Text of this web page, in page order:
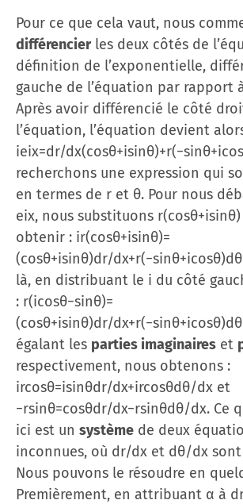
Pour ce que cela vaut, nous
différencierles deux côtés de
définition de l’exponentielle,
gauche de l’équation par rapport
Après avoir différencié le côté
l’équation, l’équation devient
ieix=dr/
recherchons une expression qui
en termes de r et θ. Pour nous
eix, nous substituons
obtenir : ir(cos⁡θ+isin⁡θ)=
(cos⁡θ+isin⁡θ)dr/
là, en distribuant le i du côté
: r(icos⁡θ−sin⁡θ)=
(cos⁡θ+isin⁡θ)dr/
égalant les parties imaginaires et
respectivement, nous obtenons :
ircos⁡θ=isin⁡θdr/dx+ircos⁡θdθ/dx et
−rsin⁡θ=cos⁡θdr/dx−rsin⁡θdθ/dx. Ce
ici est un système de deux
inconnues, où dr/dx et dθ/dx
Nous pouvons le résoudre en
Premièrement, en attribuant α à